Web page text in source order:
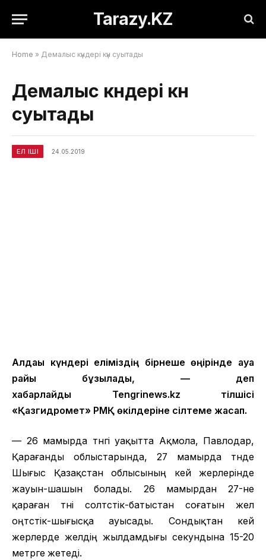
Tarazy.KZ
Home » Демалыс күндері күн суытады
Демалыс күндері күн
суытады
ЕЛ ІШІ 24.05.2019
Алдағы күндері еліміздің бірнеше өңірінде ауа
райы бұзылады, — деп
хабарлайды Tengrinews.kz тілшісі
«Қазгидромет» РМҚ өкілдеріне сілтеме жасап.
— 26 мамырда түнгі уақытта Ақмола, Павлодар,
Қарағанды облыстарында, 27 мамырда түнде
Шығыс Қазақстан облысының кей жерлерінде
жауын-шашын болады. 26 мамырдан 27-не
қараған түні солтүстік-батыстан соғатын жел
оңтүстік-шығысқа ауысады. Сондықтан кей
жерлерде желдің жылдамдығы секундына 15-20
метрге жетеді.